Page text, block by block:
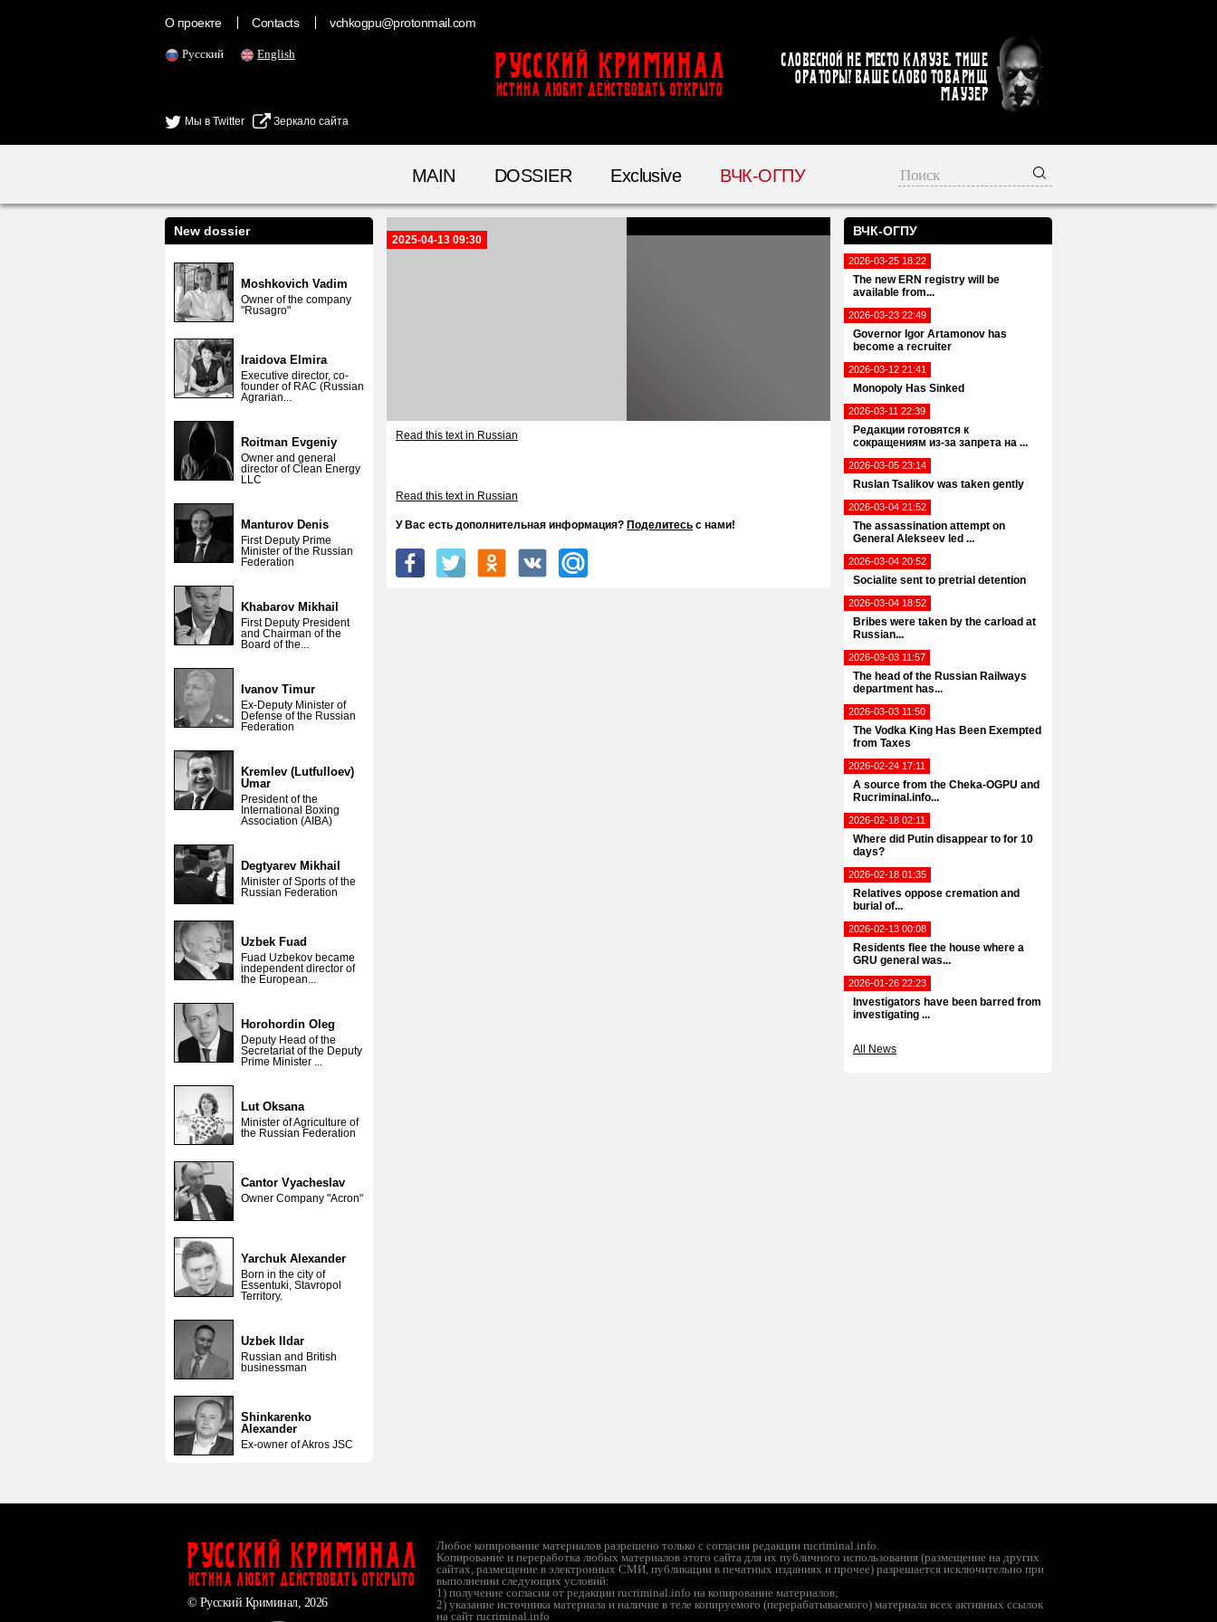
О проекте Contacts vchkogpu@protonmail.com
Русский English
Мы в Twitter Зеркало сайта
Русский Криминал
ИСТИНА ЛЮБИТ ДЕЙСТВОВАТЬ ОТКРЫТО
Словесной не место кляузе. Тише
ораторы! Ваше слово товарищ
Маузер
MAIN DOSSIER Exclusive ВЧК-ОГПУ
ВЧК-ОГПУ
2026-03-25 18:22
The new ERN registry will be
available from...
2026-03-23 22:49
Governor Igor Artamonov has
become a recruiter
2026-03-12 21:41
Monopoly Has Sinked
2026-03-11 22:39
Редакции готовятся к
сокращениям из-за запрета на ...
2026-03-05 23:14
Ruslan Tsalikov was taken gently
2026-03-04 21:52
The assassination attempt on
General Alekseev led ...
2026-03-04 20:52
Socialite sent to pretrial detention
2026-03-04 18:52
Bribes were taken by the carload at
Russian...
2026-03-03 11:57
The head of the Russian Railways
department has...
2026-03-03 11:50
The Vodka King Has Been Exempted
from Taxes
2026-02-24 17:11
A source from the Cheka-OGPU and
Rucriminal.info...
2026-02-18 02:11
Where did Putin disappear to for 10
days?
2026-02-18 01:35
Relatives oppose cremation and
burial of...
2026-02-13 00:08
Residents flee the house where a
GRU general was...
2026-01-26 22:23
Investigators have been barred from
investigating ...
All News
New dossier
Moshkovich Vadim
Owner of the company
"Rusagro"
Iraidova Elmira
Executive director, co-
founder of RAC (Russian
Agrarian...
Roitman Evgeniy
Owner and general
director of Clean Energy
LLC
Manturov Denis
First Deputy Prime
Minister of the Russian
Federation
Khabarov Mikhail
First Deputy President
and Chairman of the
Board of the...
Ivanov Timur
Ex-Deputy Minister of
Defense of the Russian
Federation
Kremlev (Lutfulloev)
Umar
President of the
International Boxing
Association (AIBA)
Degtyarev Mikhail
Minister of Sports of the
Russian Federation
Uzbek Fuad
Fuad Uzbekov became
independent director of
the European...
Horohordin Oleg
Deputy Head of the
Secretariat of the Deputy
Prime Minister ...
Lut Oksana
Minister of Agriculture of
the Russian Federation
Cantor Vyacheslav
Owner Company "Acron"
Yarchuk Alexander
Born in the city of
Essentuki, Stavropol
Territory.
Uzbek Ildar
Russian and British
businessman
Shinkarenko
Alexander
Ex-owner of Akros JSC
2025-04-13 09:30
Read this text in Russian
Read this text in Russian
У Вас есть дополнительная информация? Поделитесь с нами!
Русский Криминал
ИСТИНА ЛЮБИТ ДЕЙСТВОВАТЬ ОТКРЫТО
© Русский Криминал, 2026
Любое копирование материалов разрешено только с согласия редакции rucriminal.info.
Копирование и переработка любых материалов этого сайта для их публичного использования (размещение на других
сайтах, размещение в электронных СМИ, публикации в печатных изданиях и прочее) разрешается исключительно при
выполнении следующих условий:
1) получение согласия от редакции rucriminal.info на копирование материалов;
2) указание источника материала и наличие в теле копируемого (перерабатываемого) материала всех активных ссылок
на сайт rucriminal.info